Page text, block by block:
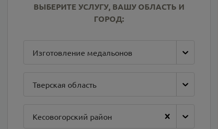
ВЫБЕРИТЕ УСЛУГУ, ВАШУ ОБЛАСТЬ И
ГОРОД:
Изготовление медальонов
Тверская область
Кесовогорский район